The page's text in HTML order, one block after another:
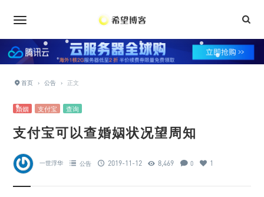
首页 › 公告 › 正文
婚姻 支付宝 查询
支付宝可以查婚姻状况望周知
一世浮华 公告 2019-11-12 8,469 0 1
•
•
• •
•
•
•
•
•
•
•
•